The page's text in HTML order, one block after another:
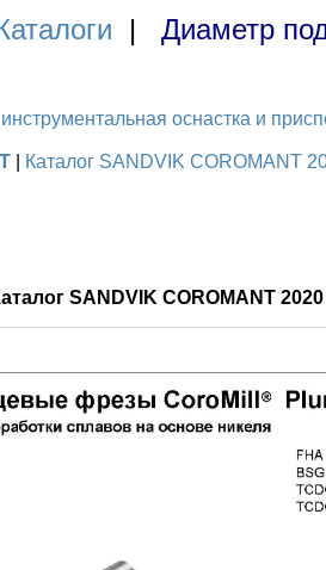
| Диаметр
оснастка и
Каталог SANDVIK COROMANT
SANDVIK COROMANT